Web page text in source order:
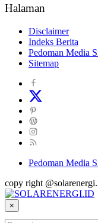
Halaman
Disclaimer
Indeks Berita
Pedoman Media
Sitemap
Pedoman Media
copy right
×